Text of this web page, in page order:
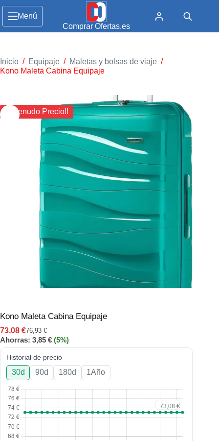
Menú
Comprar Ofertas.es
Inicio / Equipaje / Maletas y bolsas de viaje /
Kono Maleta Cabina Equipaje
¡¡ Menudo Precio!!
Kono Maleta Cabina Equipaje
76,93€
73,08 €
Ahorras: 3,85 € (5%)
Historial de precio
30d 90d 180d 1Año